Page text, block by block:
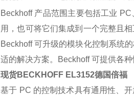
Beckhoff 产品范围主要包括工业
用，也可将它们集成到一个完整且
Beckhoff 可升级的模块化控制系统
适的解决方案。Beckhoff 可提供各
现货BECKHOFF EL3152德国倍福
基于 PC 的控制技术具有通用性、